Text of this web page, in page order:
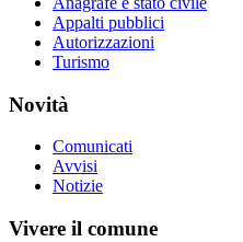
Appalti pubblici
Autorizzazioni
Turismo
Novità
Comunicati
Avvisi
Notizie
Vivere il comune